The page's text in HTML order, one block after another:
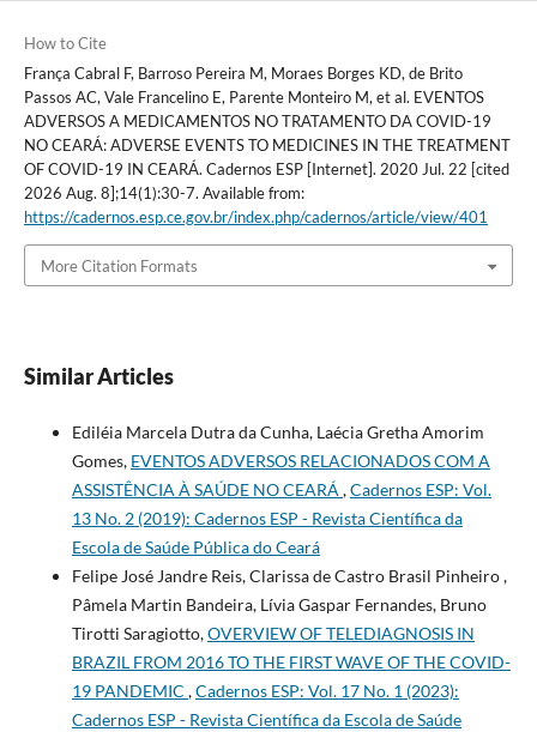
How to Cite
França Cabral F, Barroso Pereira M, Moraes Borges KD, de Brito
Passos AC, Vale Francelino E, Parente Monteiro M, et al. EVENTOS
ADVERSOS A MEDICAMENTOS NO TRATAMENTO DA COVID-19
NO CEARÁ: ADVERSE EVENTS TO MEDICINES IN THE TREATMENT
OF COVID-19 IN CEARÁ. Cadernos ESP [Internet]. 2020 Jul. 22 [cited
2026 Aug. 8];14(1):30-7. Available from:
https://cadernos.esp.ce.gov.br/index.php/cadernos/article/view/401
More Citation Formats
Similar Articles
Ediléia Marcela Dutra da Cunha, Laécia Gretha Amorim
Gomes, EVENTOS ADVERSOS RELACIONADOS COM A
ASSISTÊNCIA À SAÚDE NO CEARÁ ,Cadernos ESP: Vol.
13 No. 2 (2019): Cadernos ESP - Revista Cientí­fica da
Escola de Saúde Pública do Ceará
Felipe José Jandre Reis, Clarissa de Castro Brasil Pinheiro ,
Pâmela Martin Bandeira, Lívia Gaspar Fernandes, Bruno
Tirotti Saragiotto,OVERVIEW OF TELEDIAGNOSIS IN
BRAZIL FROM 2016 TO THE FIRST WAVE OF THE COVID-
19 PANDEMIC ,Cadernos ESP: Vol. 17 No. 1 (2023):
Cadernos ESP - Revista Cientí­fica da Escola de Saúde